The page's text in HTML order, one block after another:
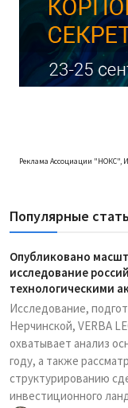
Реклама Ассоциации "НОКС",
Популярные
Опубликовано
исследование
технологическими
Исследование,
Нерчинской, VERBA
охватывает анализ
году, а также
структурированию
инвестиционного